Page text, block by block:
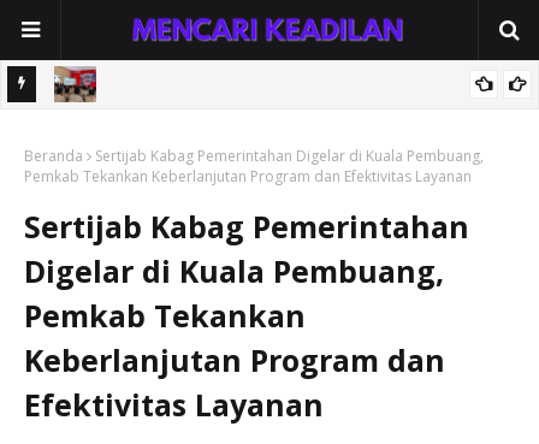
Adiksi, Siswa SMKN 1 Kuala Pembuang Dibekali Keberanian
Beranda
Sertijab Kabag Pemerintahan Digelar di Kuala Pembuang,
Pemkab Tekankan Keberlanjutan Program dan Efektivitas Layanan
Sertijab Kabag Pemerintahan
Digelar di Kuala Pembuang,
Pemkab Tekankan
Keberlanjutan Program dan
Efektivitas Layanan